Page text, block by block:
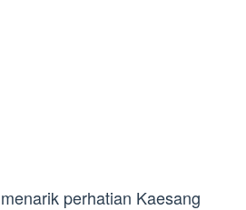
perhatian Kaesang